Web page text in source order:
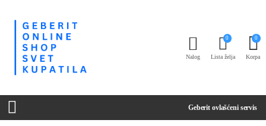
Nalog
0
Lista želja
0
Korpa
Geberit ovlašćeni servis